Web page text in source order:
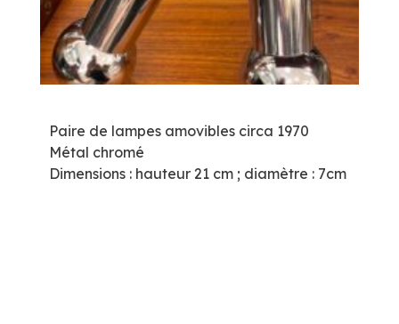
Paire de lampes amovibles circa 1970
Métal chromé
Dimensions : hauteur 21 cm ; diamètre : 7cm